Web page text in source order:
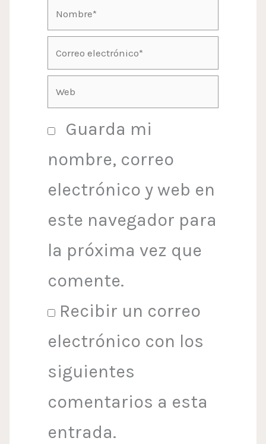
Nombre*
Correo
electrónico*
Web
Guarda mi
nombre, correo
electrónico y web en
este navegador para
la próxima vez que
comente.
Recibir un correo
electrónico con los
siguientes
comentarios a esta
entrada.